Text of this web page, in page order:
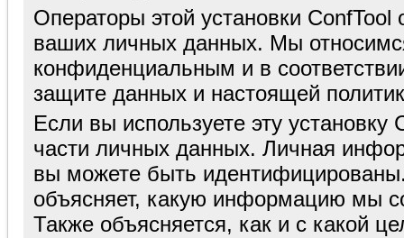
Операторы этой установки ConfTool
ваших личных данных. Мы
конфиденциальным и в
защите данных и настоящей
Если вы используете эту
части личных данных. Личная
вы можете быть
объясняет, какую информацию мы
Также объясняется, как и с какой